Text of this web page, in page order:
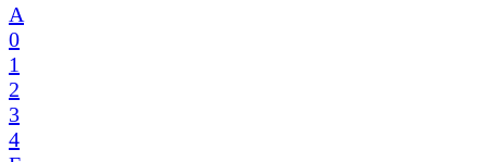
A
0
1
2
3
4